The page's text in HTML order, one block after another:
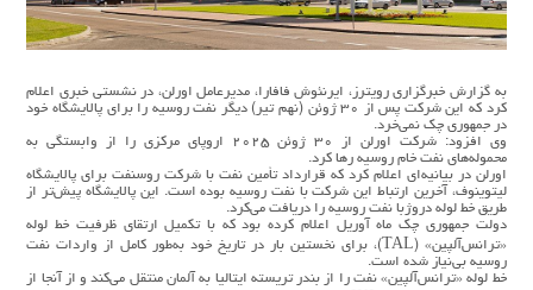
به گزارش خبرگزاری رویترز، ایرنئوش فافارا، مدیرعامل اورلن، در نشستی خبری اعلام
کرد که این شرکت پس از ۳۰ ژوئن (نهم تیر) دیگر نفت روسیه را برای پالایشگاه خود
در جمهوری چک نمی‌خرد.
وی افزود: شرکت اورلن از ۳۰ ژوئن ۲۰۲۵ اروپای مرکزی را از وابستگی به
محموله‌های نفت خام روسیه رها کرد.
اورلن در بیانیه‌ای اعلام کرد که قرارداد تأمین نفت با شرکت روسنفت برای پالایشگاه
لیتوینوف، آخرین ارتباط این شرکت با نفت روسیه بوده است. این پالایشگاه پیش‌تر از
طریق خط لوله دروژبا نفت روسیه را دریافت می‌کرد.
دولت جمهوری چک ماه آوریل اعلام کرده بود که با تکمیل ارتقای ظرفیت خط لوله
«ترانس‌آلپین» (TAL)، برای نخستین‌ بار در تاریخ خود به‌طور کامل از واردات نفت
روسیه بی‌نیاز شده است.
خط لوله «ترانس‌آلپین» نفت را از بندر تریسته ایتالیا به آلمان منتقل می‌کند و از آنجا از